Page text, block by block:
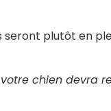
seront plutôt en
chien devra